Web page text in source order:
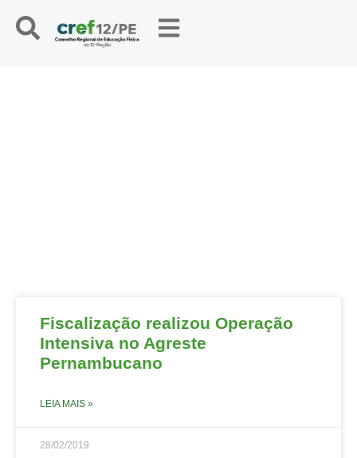
Fiscalização realizou Operação
Intensiva no Agreste
Pernambucano
LEIA MAIS »
28/02/2019